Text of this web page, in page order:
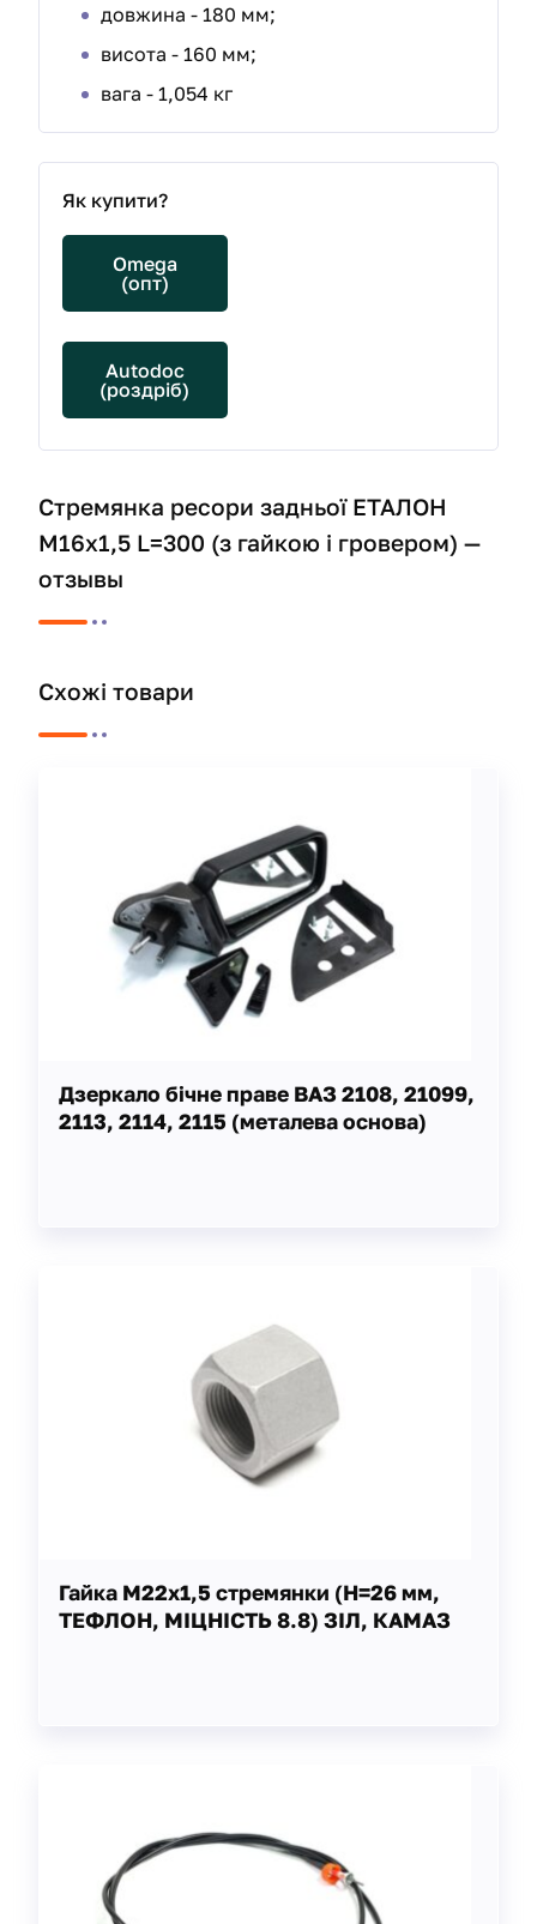
довжина - 180 мм;
висота - 160 мм;
вага - 1,054 кг
Як купити?
Omega
(опт)
Autodoc
(роздріб)
Стремянка ресори задньої ЕТАЛОН
М16х1,5 L=300 (з гайкою і гровером) —
отзывы
Схожі товари
Дзеркало бічне праве ВАЗ 2108, 21099,
2113, 2114, 2115 (металева основа)
Гайка М22х1,5 стремянки (H=26 мм,
ТЕФЛОН, МІЦНІСТЬ 8.8) ЗІЛ, КАМАЗ